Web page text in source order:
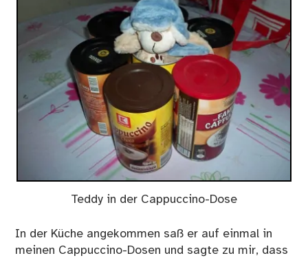
Teddy in der Cappuccino-Dose
In der Küche angekommen saß er auf einmal in
meinen Cappuccino-Dosen und sagte zu mir, dass